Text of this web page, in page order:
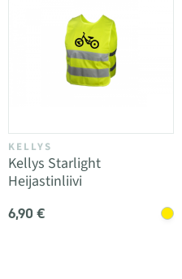
KELLYS
Kellys Starlight
Heijastinliivi
6,90 €